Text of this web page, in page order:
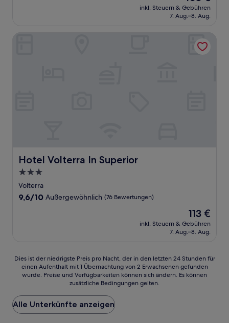
Bewertungen)
Preis
beträgt
inkl. Steuern & Gebühren
7. Aug.–8. Aug.
Hotel Volterra In Superior
Hotel Volterra In Superior
3.0-
Sterne-
Unterkunft
Volterra
9.6
9,6/10 Außergewöhnlich (76 Bewertungen)
Der
Preis
beträgt
113 €
inkl. Steuern & Gebühren
7. Aug.–8. Aug.
Dies
der
Preis
pro
Nacht,
Dies ist der niedrigste Preis pro Nacht, der in den letzten 24 Stunden für
einen Aufenthalt mit 1 Übernachtung von 2 Erwachsenen gefunden
wurde. Preise und Verfügbarkeiten können sich ändern. Es können
zusätzliche Bedingungen gelten.
Alle Unterkünfte anzeigen